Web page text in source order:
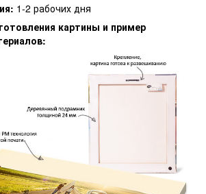
1-2 рабочих дня
картины и пример